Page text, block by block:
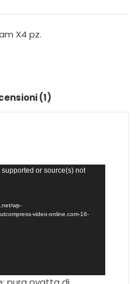
X4 pz.
(1)
or source(s) not
wp-
video-online.com-16-